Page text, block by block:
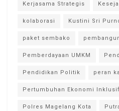
Kerjasama Strategis
kolaborasi Kustini Sri
paket sembako
Pemberdayaan UMKM
Pendidikan Politik peran
Pertumbuhan Ekonomi Inklusif
Polres Magelang Kota